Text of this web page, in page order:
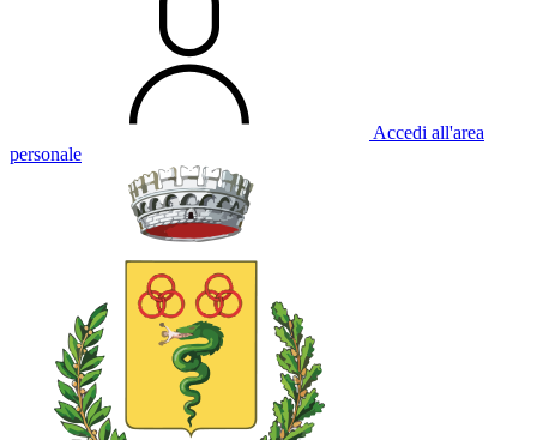
Accedi all'area
personale